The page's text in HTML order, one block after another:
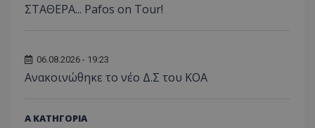
ΣΤΑΘΕΡΑ... Pafos on Tour!
06.08.2026 - 19:23
Aνακοινώθηκε το νέο Δ.Σ του ΚΟΑ
Α ΚΑΤΗΓΟΡΙΑ